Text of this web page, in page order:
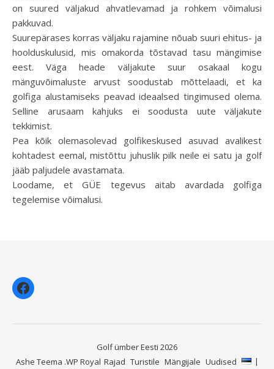
on suured väljakud ahvatlevamad ja rohkem võimalusi
pakkuvad.
Suurepärases korras väljaku rajamine nõuab suuri ehitus- ja
hoolduskulusid, mis omakorda tõstavad tasu mängimise
eest. Väga heade väljakute suur osakaal kogu
mänguvõimaluste arvust soodustab mõttelaadi, et ka
golfiga alustamiseks peavad ideaalsed tingimused olema.
Selline arusaam kahjuks ei soodusta uute väljakute
tekkimist.
Pea kõik olemasolevad golfikeskused asuvad avalikest
kohtadest eemal, mistõttu juhuslik pilk neile ei satu ja golf
jääb paljudele avastamata.
Loodame, et GÜE tegevus aitab avardada golfiga
tegelemise võimalusi.
Facebook
Golf ümber Eesti 2026
Rajad Turistile Mängijale Uudised
Ashe Teema .WP Royal